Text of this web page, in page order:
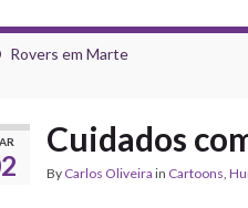
Rovers em Marte
Cuidados
By Carlos Oliveira in Cartoons,